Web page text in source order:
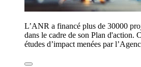
L’ANR a financé plus de 30000
dans le cadre de son Plan d'action.
études d’impact menées par